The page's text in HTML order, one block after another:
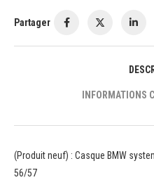
Partager
INFORMATIONS
(Produit neuf) : Casque BMW
56/57